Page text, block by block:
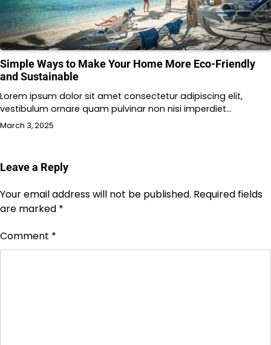
Simple Ways to Make Your Home More Eco-Friendly
and Sustainable
Lorem ipsum dolor sit amet consectetur adipiscing elit,
vestibulum ornare quam pulvinar non nisi imperdiet…
March 3, 2025
Leave a Reply
Your email address will not be published. Required fields
are marked *
Comment *